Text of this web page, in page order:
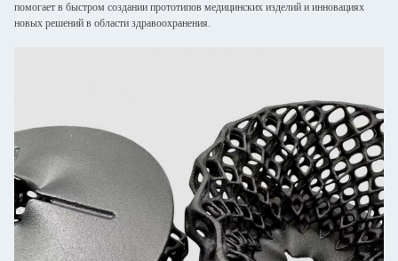
помогает в быстром создании прототипов медицинских изделий и инновациях
новых решений в области здравоохранения.